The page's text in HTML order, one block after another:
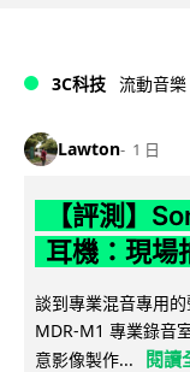
3C科技 流動音樂
Lawton 1 日
【評測】
耳機：現場
談到專業混音專用
MDR-M1 專業錄音
意影像製作...
閱讀